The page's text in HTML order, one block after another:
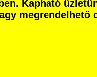
Kapható